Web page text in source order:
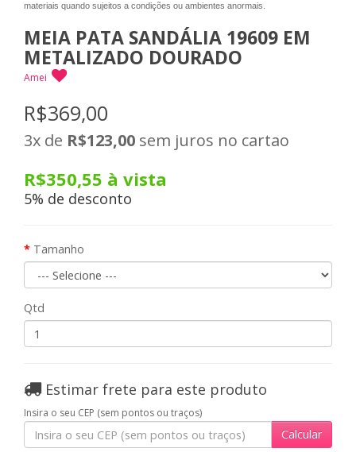
materiais quando sujeitos a condições ou ambientes anormais.
MEIA PATA SANDÁLIA 19609 EM
METALIZADO DOURADO
Amei
R$369,00
3x de R$123,00 sem juros no cartao
R$350,55 à vista
5% de desconto
Tamanho
Qtd
Estimar frete para este produto
Insira o seu CEP (sem pontos ou traços)
Calcular